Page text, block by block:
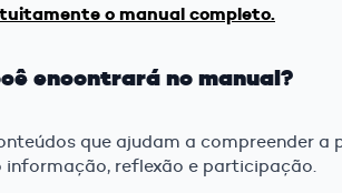
o manual completo.
encontrará no manual?
que ajudam a compreender
reflexão e participação.